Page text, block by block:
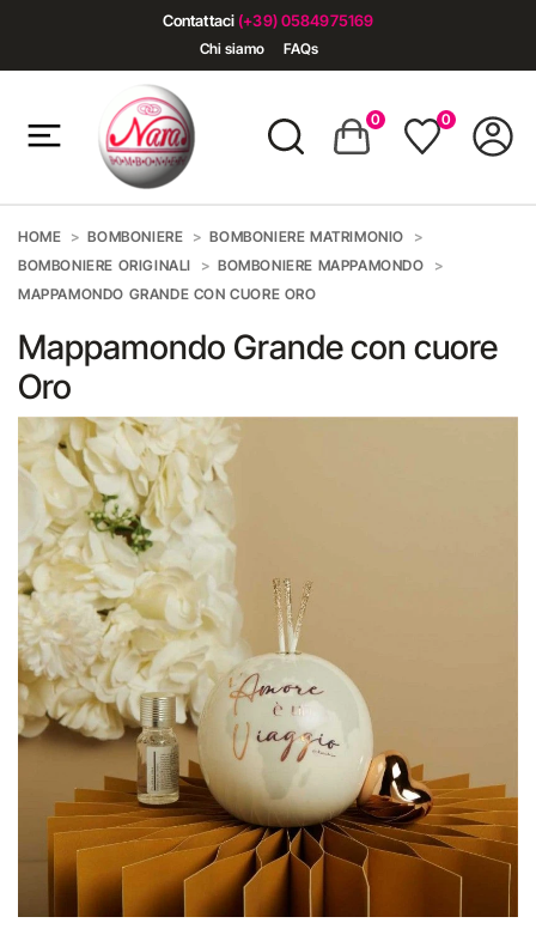
Contattaci (+39) 0584975169
Chi siamo FAQs
0 0
HOME BOMBONIERE
BOMBONIERE MATRIMONIO
BOMBONIERE ORIGINALI
BOMBONIERE MAPPAMONDO
MAPPAMONDO GRANDE CON CUORE ORO
Mappamondo Grande con cuore
Oro